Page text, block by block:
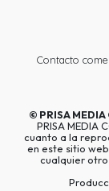
Contacto
© PRISA MEDIA
PRISA MEDIA
cuanto a la
en este sitio
cualquier